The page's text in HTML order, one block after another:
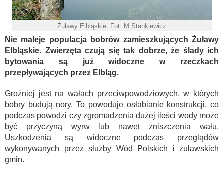
Żuławy Elbląskie. Fot. M.Stankiewicz
Nie maleje populacja bobrów zamieszkujących Żuławy
Elbląskie. Zwierzęta czują się tak dobrze, że ślady ich
bytowania są już widoczne w rzeczkach
przepływających przez Elbląg.
Groźniej jest na wałach przeciwpowodziowych, w których
bobry budują nory. To powoduje osłabianie konstrukcji, co
podczas powodzi czy zgromadzenia dużej ilości wody może
być przyczyną wyrw lub nawet zniszczenia wału.
Uszkodzenia są widoczne podczas przeglądów
wykonywanych przez służby Wód Polskich i żuławskich
gmin.